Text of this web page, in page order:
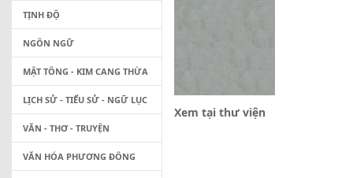
Xem tại thư viện
TỊNH ĐỘ
NGÔN NGỮ
MẬT TÔNG - KIM CANG THỪA
LỊCH SỬ - TIỂU SỬ - NGỮ LỤC
VĂN - THƠ - TRUYỆN
VĂN HÓA PHƯƠNG ĐÔNG